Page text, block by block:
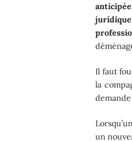
juridique
Il faut
la
un